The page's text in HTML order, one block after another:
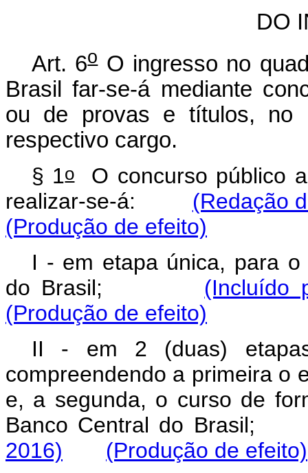
DO
Art. 6oO ingresso no
Brasil far-se-á mediante
ou de provas e títulos, no
respectivo cargo.
§ 1oO concurso público
realizar-se-á: (Redação
(Produção de efeito)
I - em etapa única, para
do Brasil; (Incluído
(Produção de efeito)
II - em 2 (duas)
compreendendo a primeira o
e, a segunda, o curso de
Banco Central do
2016)
(Produção de efeito)